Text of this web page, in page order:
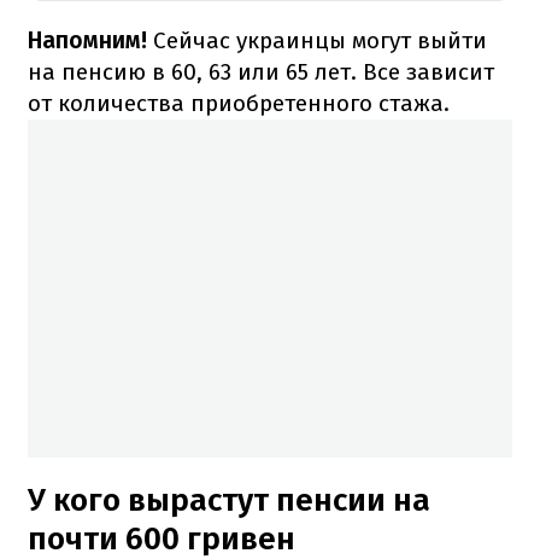
Напомним! Сейчас украинцы могут выйти
на пенсию в 60, 63 или 65 лет. Все зависит
от количества приобретенного стажа.
У кого вырастут пенсии на
почти 600 гривен